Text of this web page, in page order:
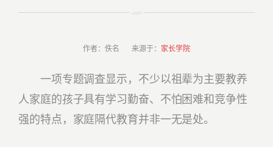
作者：佚名 来源于： 家长学院
一项专题调查显示，不少以祖辈为主要教养
人家庭的孩子具有学习勤奋、不怕困难和竞争性
强的特点，家庭隔代教育并非一无是处。